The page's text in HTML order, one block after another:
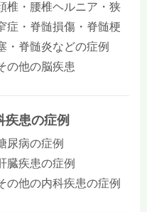
椎・腰椎ヘルニア・狭
症・脊髄損傷・脊髄梗
・脊髄炎などの症例
の他の脳疾患
疾患の症例
尿病の症例
臓疾患の症例
の他の内科疾患の症例